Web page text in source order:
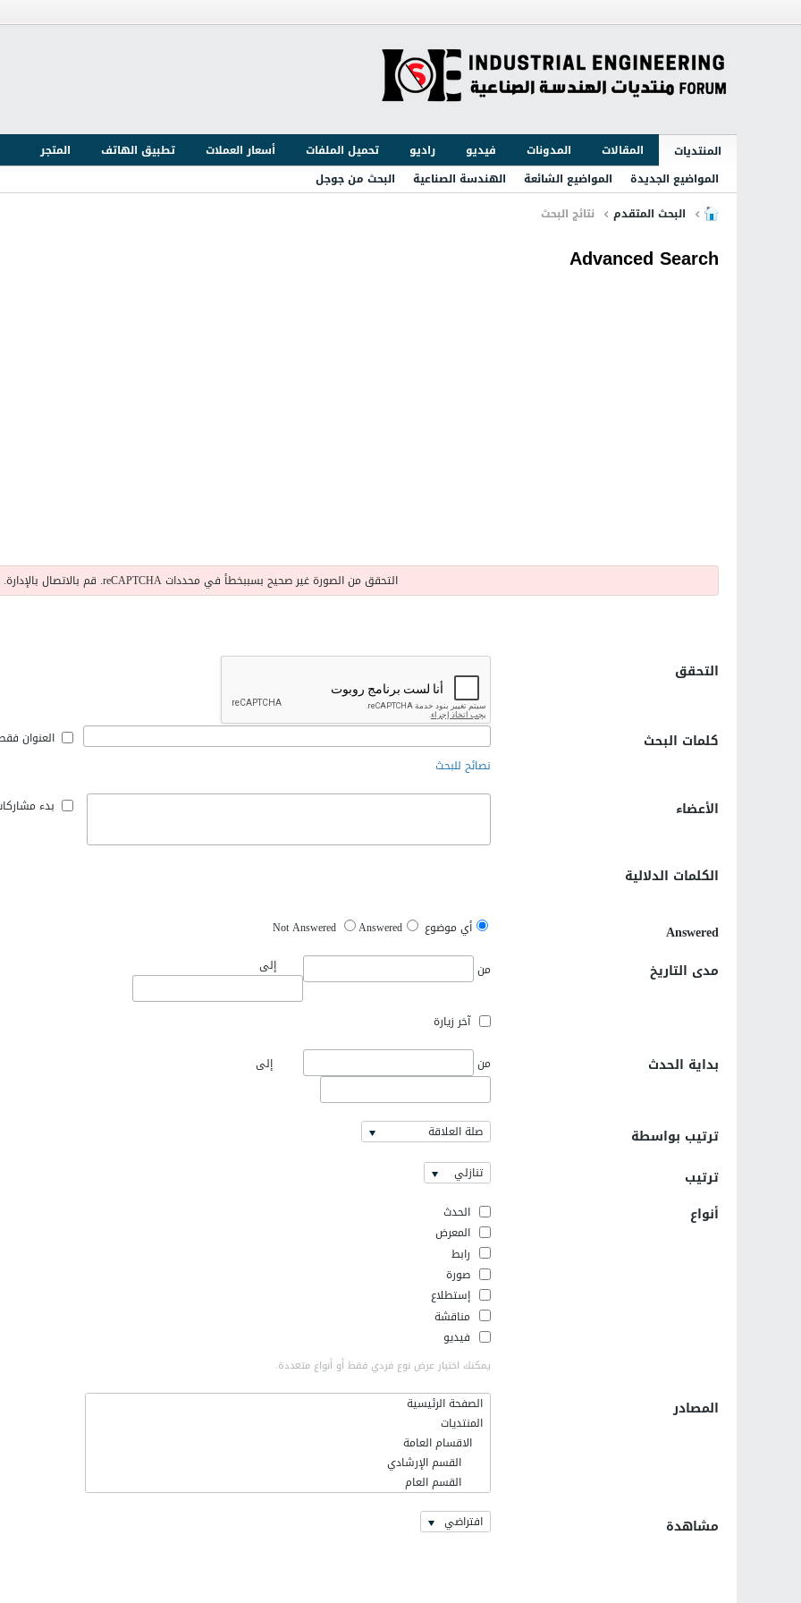
المنتديات المقالات المدونات فيديو راديو تحميل الملفات أسعار العملات تطبيق الهاتف
المتجر
المواضيع الجديدة
المواضيع الشائعة الهندسة الصناعية
البحث من جوجل
البحث المتقدم
نتائج البحث
Advanced Search
التحقق من الصورة غير صحيح بسببخطأ في محددات reCAPTCHA. قم بالاتصال بالإدارة.
التحقق
كلمات البحث
نصائح للبحث
العنوان
الأعضاء بدء
الكلمات الدلالية
Answered أي موضوع Not Answered Answered
مدى التاريخ من إلى
آخر زيارة
بداية الحدث من إلى
ترتيب بواسطة صلة العلاقة
ترتيب تنازلي
أنواع
الحدث
المعرض
رابط
صورة
إستطلاع
مناقشة
فيديو
يمكنك اختيار عرض نوع فردي فقط أو أنواع متعددة.
المصادر
الصفحة الرئيسية
المنتديات
الاقسام العامة
القسم الإرشادي
القسم العام
اخر الاخبار والتطورات
مشاهدة افتراضي